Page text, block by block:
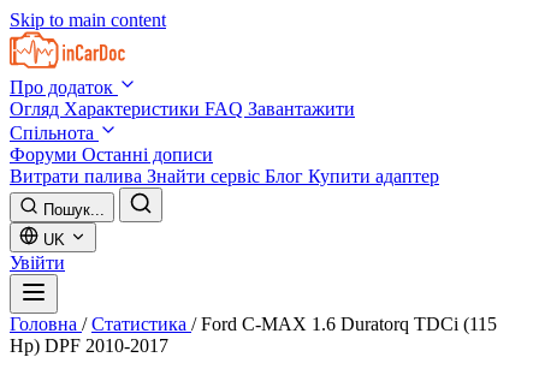
Skip to main content
Про додаток
Огляд Характеристики FAQ Завантажити
Спільнота
Форуми Останні дописи
Витрати палива Знайти сервіс Блог Купити адаптер
Пошук...
UK
Увійти
Головна / Статистика / Ford C-MAX 1.6 Duratorq TDCi (115
Hp) DPF 2010-2017